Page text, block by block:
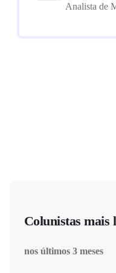
Analista de
Colunistas mais
nos últimos 3 meses